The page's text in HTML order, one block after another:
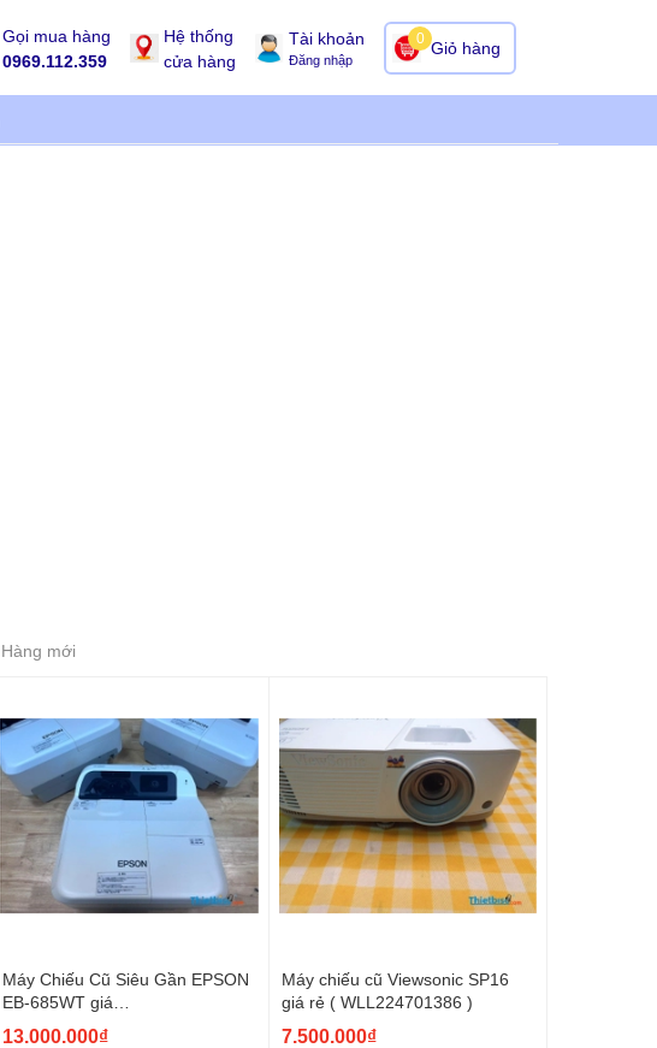
Gọi mua hàng
0969.112.359
Hệ thống
cửa hàng
Tài khoản
Đăng nhập
Giỏ hàng
0
Hàng mới
Máy Chiếu Cũ Siêu Gần EPSON
EB-685WT giá
rẻ (X28X0600439)
13.000.000₫
Máy chiếu cũ Viewsonic SP16
giá rẻ ( WLL224701386 )
7.500.000₫